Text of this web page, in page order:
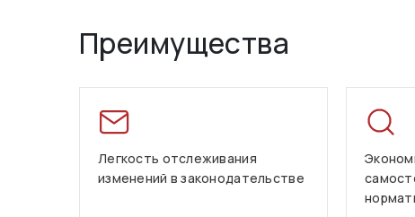
Преимущества
Легкость отслеживания
изменений в законодательстве